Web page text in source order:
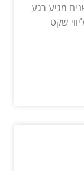
מגיע רגע
שקט